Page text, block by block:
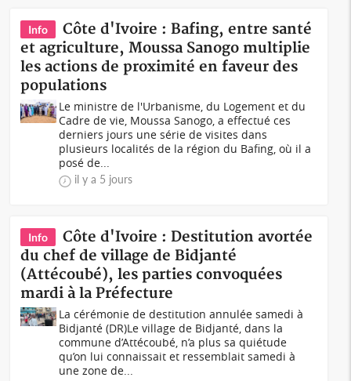
Info
Côte d'Ivoire : Bafing, entre santé
et agriculture, Moussa Sanogo multiplie
les actions de proximité en faveur des
populations
Le ministre de l'Urbanisme, du Logement et du
Cadre de vie, Moussa Sanogo, a effectué ces
derniers jours une série de visites dans
plusieurs localités de la région du Bafing, où il a
posé de...
il y a 5 jours
Info
Côte d'Ivoire : Destitution avortée
du chef de village de Bidjanté
(Attécoubé), les parties convoquées
mardi à la Préfecture
La cérémonie de destitution annulée samedi à
Bidjanté (DR)Le village de Bidjanté, dans la
commune d’Attécoubé, n’a plus sa quiétude
qu’on lui connaissait et ressemblait samedi à
une zone de...